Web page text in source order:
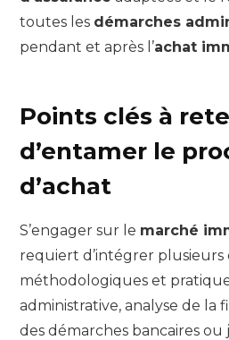
toutes les démarches
pendant et après l’achat
Points clés à
d’entamer le
d’achat
S’engager sur le marché
requiert d’intégrer plusieurs
méthodologiques et
administrative, analyse de la
des démarches bancaires ou